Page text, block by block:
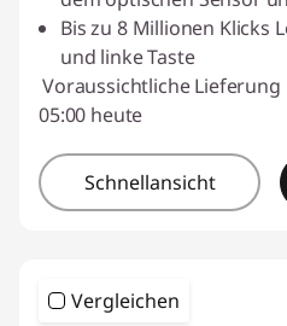
Bis zu 8 Millionen Klicks
und linke Taste
Voraussichtliche Lieferung
05:00 heute
Schnellansicht
Vergleichen